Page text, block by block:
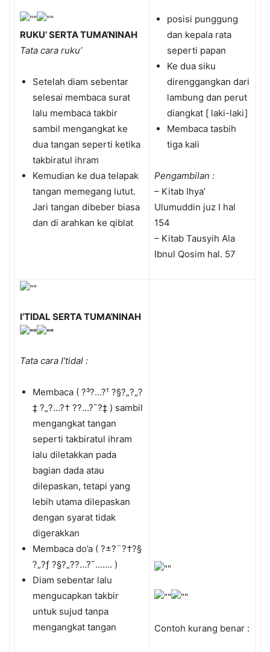
RUKU’ SERTA TUMA’NINAH
Tata cara ruku’
Setelah diam sebentar
selesai membaca surat
lalu membaca takbir
sambil mengangkat ke
dua tangan seperti ketika
takbiratul ihram
Kemudian ke dua telapak
tangan memegang lutut.
Jari tangan dibeber biasa
dan di arahkan ke qiblat
posisi punggung
dan kepala rata
seperti papan
Ke dua siku
direnggangkan dari
lambung dan perut
diangkat [ laki-laki]
Membaca tasbih
tiga kali
Pengambilan :
– Kitab Ihya’
Ulumuddin juz I hal
154
– Kitab Tausyih Ala
Ibnul Qosim hal. 57
I’TIDAL SERTA TUMA’NINAH
Tata cara I’tidal :
Membaca ( ?³?…?¹ ?§?„?„?
‡ ?„?…?† ?­?…?¯?‡ ) sambil
mengangkat tangan
seperti takbiratul ihram
lalu diletakkan pada
bagian dada atau
dilepaskan, tetapi yang
lebih utama dilepaskan
dengan syarat tidak
digerakkan
Membaca do’a ( ?±?¨?†?§
?„?ƒ ?§?„?­?…?¯……. )
Diam sebentar lalu
mengucapkan takbir
untuk sujud tanpa
mengangkat tangan
Contoh kurang benar :